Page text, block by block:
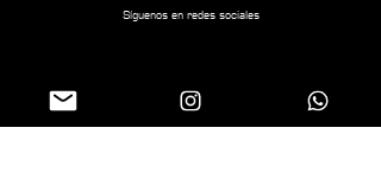
Síguenos en redes sociales